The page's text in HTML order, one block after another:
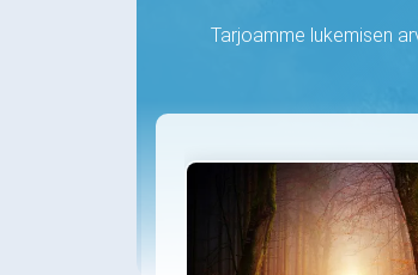
Tarjoamme lukemisen